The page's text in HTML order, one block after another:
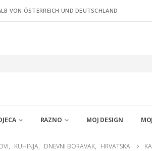
VON ÖSTERREICH UND DEUTSCHLAND
RAZNO MOJ DESIGN
, KUHINJA, DNEVNI BORAVAK, HRVATSKA